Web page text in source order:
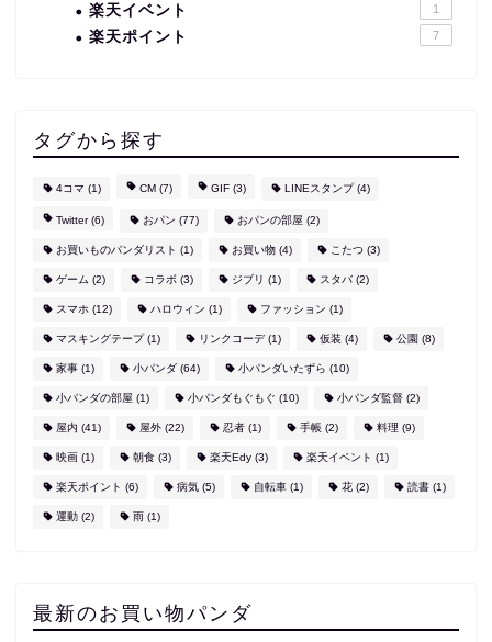
楽天イベント 1
楽天ポイント 7
タグから探す
4コマ (1) CM (7) GIF (3) LINEスタンプ(4)
Twitter(6) おパン (77) おパンの部屋 (2)
お買いものパンダリスト (1) お買い物 (4) こたつ (3)
ゲーム (2) コラボ (3) ジブリ (1) スタバ (2)
スマホ (12) ハロウィン (1) ファッション (1)
マスキングテープ(1) リンクコーデ(1) 仮装 (4) 公園 (8)
家事 (1) 小パンダ (64) 小パンダいたずら (10)
小パンダの部屋 (1) 小パンダもぐもぐ (10) 小パンダ監督 (2)
屋内 (41) 屋外 (22) 忍者 (1) 手帳 (2) 料理 (9)
映画 (1) 朝食 (3) 楽天Edy (3) 楽天イベント (1)
楽天ポイント (6) 病気 (5) 自転車 (1) 花 (2) 読書 (1)
運動 (2) 雨 (1)
最新のお買い物パンダ